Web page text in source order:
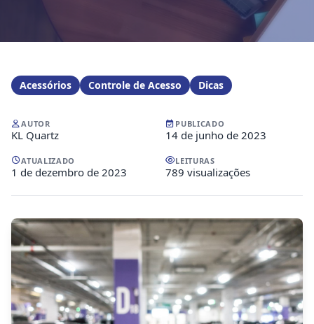
Acessórios Controle de Acesso Dicas
AUTOR
KL Quartz
PUBLICADO
14 de junho de 2023
ATUALIZADO
1 de dezembro de 2023
LEITURAS
789 visualizações